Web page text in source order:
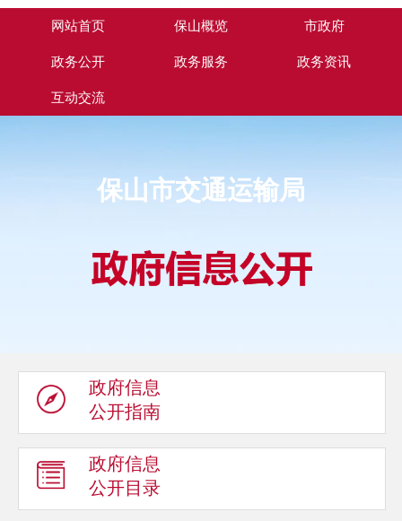
网站首页 保山概览 市政府
政务公开 政务服务 政务资讯
互动交流
保山市交通运输局
政府信息
公开指南
政府信息
公开目录